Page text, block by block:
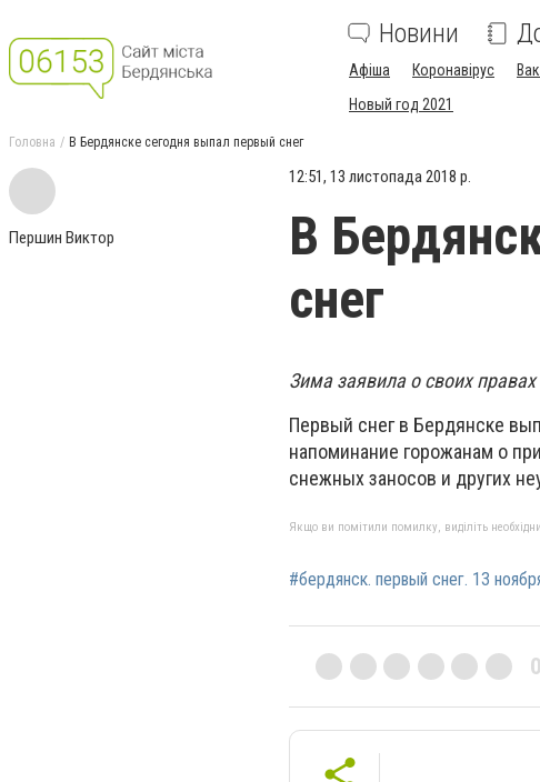
Новини
Афіша Коронавірус
Новый год 2021
Головна В Бердянске сегодня выпал первый снег
Першин Виктор
12:51, 13 листопада 2018 р.
В
снег
Зима заявила о своих
Первый снег в Бердянске
напоминание горожанам о
снежных заносов и других
Якщо ви помітили помилку, виділіть
#бердянск. первый снег. 13